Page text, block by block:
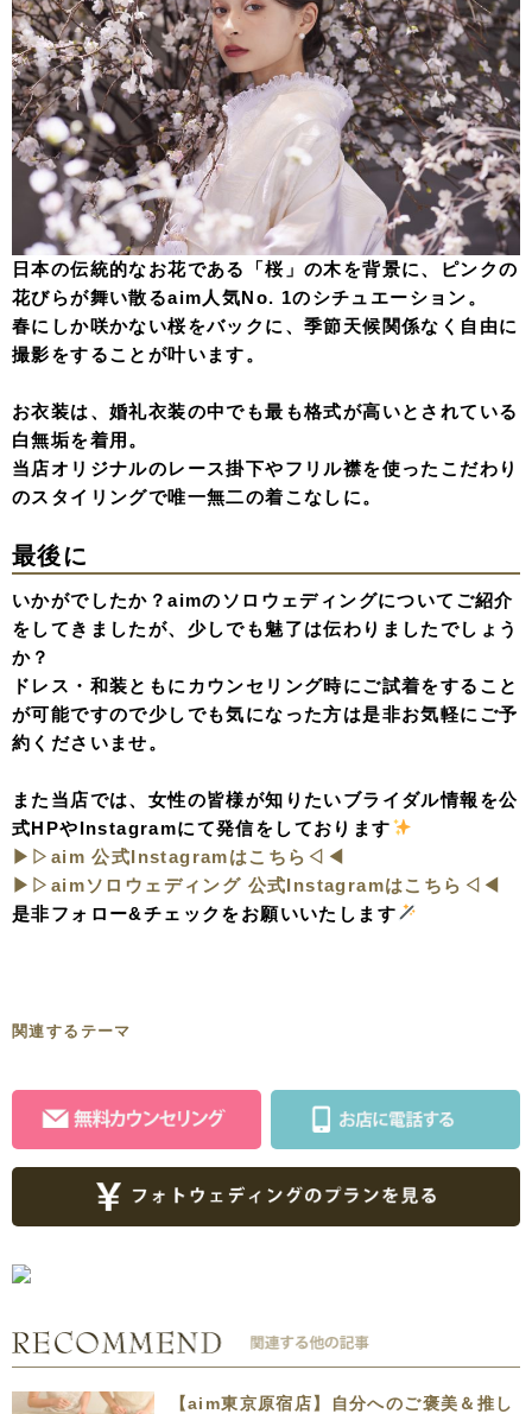
日本の伝統的なお花である「桜」の木を背景に、ピンクの
花びらが舞い散るaim人気No. 1のシチュエーション。
春にしか咲かない桜をバックに、季節天候関係なく自由に
撮影をすることが叶います。
お衣装は、婚礼衣装の中でも最も格式が高いとされている
白無垢を着用。
当店オリジナルのレース掛下やフリル襟を使ったこだわり
のスタイリングで唯一無二の着こなしに。
最後に
いかがでしたか？aimのソロウェディングについてご紹介
をしてきましたが、少しでも魅了は伝わりましたでしょう
か？
ドレス・和装ともにカウンセリング時にご試着をすること
が可能ですので少しでも気になった方は是非お気軽にご予
約くださいませ。
また当店では、女性の皆様が知りたいブライダル情報を公
式HPやInstagramにて発信をしております
▶︎▷aim 公式Instagramはこちら◁◀︎
▶︎▷aimソロウェディング 公式Instagramはこちら◁◀︎
是非フォロー&チェックをお願いいたします
関連するテーマ
【aim東京原宿店】自分へのご褒美＆推し